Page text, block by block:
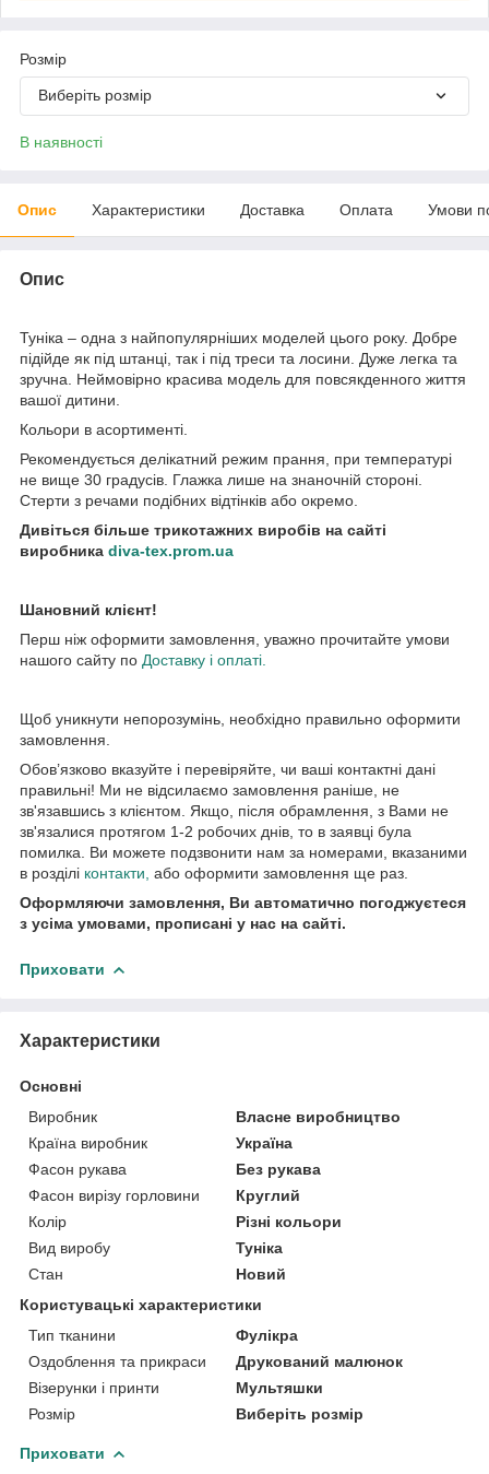
Розмір
Виберіть розмір
В наявності
Опис Характеристики Доставка Оплата Умови
Опис
Туніка – одна з найпопулярніших моделей цього року. Добре
підійде як під штанці, так і під треси та лосини. Дуже легка та
зручна. Неймовірно красива модель для повсякденного життя
вашої дитини.
Кольори в асортименті.
Рекомендується делікатний режим прання, при температурі
не вище 30 градусів. Глажка лише на знаночній стороні.
Стерти з речами подібних відтінків або окремо.
Дивіться більше трикотажних виробів на сайті
виробника diva-tex.prom.ua
Шановний клієнт!
Перш ніж оформити замовлення, уважно прочитайте умови
нашого сайту по Доставку і оплаті.
Щоб уникнути непорозумінь, необхідно правильно оформити
замовлення.
Обов’язково вказуйте і перевіряйте, чи ваші контактні дані
правильні! Ми не відсилаємо замовлення раніше, не
зв'язавшись з клієнтом. Якщо, після обрамлення, з Вами не
зв'язалися протягом 1-2 робочих днів, то в заявці була
помилка. Ви можете подзвонити нам за номерами, вказаними
в розділі контакти або оформити замовлення ще раз.
Оформляючи замовлення, Ви автоматично погоджуєтеся
з усіма умовами, прописані у нас на сайті.
Приховати
Характеристики
Основні
Виробник
Власне виробництво
Країна виробник
Україна
Фасон рукава
Без рукава
Фасон вирізу горловини
Круглий
Колір
Різні кольори
Вид виробу
Туніка
Стан
Новий
Користувацькi характеристики
Тип тканини
Фулікра
Оздоблення та прикраси
Друкований малюнок
Візерунки і принти
Мультяшки
Розмір
Виберіть розмір
Приховати